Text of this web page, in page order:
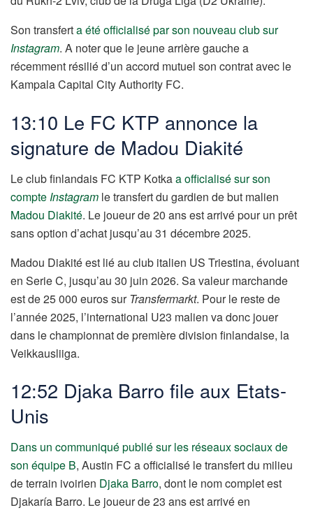
Son transferta été officialisé par son nouveau club sur
Instagram. A noter que le jeune arrière gauche a
récemment résilié d’un accord mutuel son contrat avec le
Kampala Capital City Authority FC.
13:10 Le FC KTP annonce la
signature de Madou Diakité
Le club finlandais FC KTP Kotkaa officialisé sur son
compteInstagram le transfert du gardien de but malien
Madou Diakité. Le joueur de 20 ans est arrivé pour un prêt
sans option d’achat jusqu’au 31 décembre 2025.
Madou Diakité est lié au club italien US Triestina, évoluant
en Serie C, jusqu’au 30 juin 2026. Sa valeur marchande
est de 25 000 euros sur Transfermarkt. Pour le reste de
l’année 2025, l’international U23 malien va donc jouer
dans le championnat de première division finlandaise, la
Veikkausliiga.
12:52 Djaka Barro file aux Etats-
Unis
Dans un communiqué publié sur les réseaux sociaux de
son équipe B, Austin FC a officialisé le transfert du milieu
de terrain ivoirien Djaka Barro, dont le nom complet est
Djakaría Barro. Le joueur de 23 ans est arrivé en